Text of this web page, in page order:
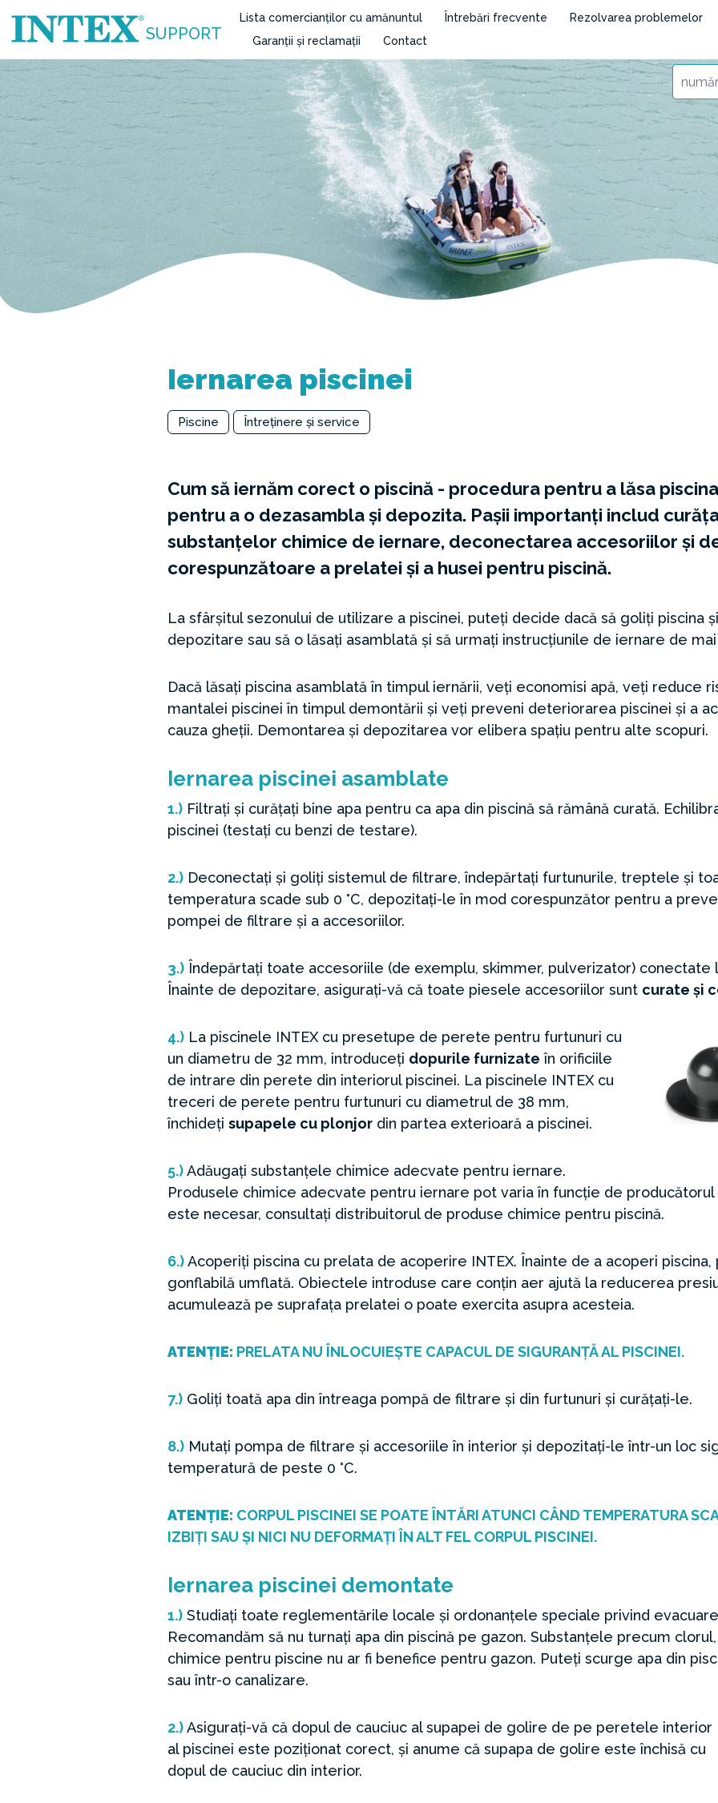
SUPPORT
Lista comercianților cu amănuntul Întrebări frecvente
Rezolvarea problemelor
Garanții și reclamații
Contact
Iernarea piscinei
Piscine Întreținere și service
Cum să iernăm corect o piscină - procedura pentru a lăsa
pentru a o dezasambla și depozita. Pașii importanți includ
substanțelor chimice de iernare, deconectarea accesoriilor și
corespunzătoare a prelatei și a husei pentru piscină.
La sfârșitul sezonului de utilizare a piscinei, puteți decide dacă să goliți piscina
depozitare sau să o lăsați asamblată și să urmați instrucțiunile de iernare de mai
Dacă lăsați piscina asamblată în timpul iernării, veți economisi apă, veți reduce
mantalei piscinei în timpul demontării și veți preveni deteriorarea piscinei și a
cauza gheții. Demontarea și depozitarea vor elibera spațiu pentru alte scopuri.
Iernarea piscinei asamblate
1.) Filtrați și curățați bine apa pentru ca apa din piscină să rămână curată.
piscinei (testați cu benzi de testare).
2.) Deconectați și goliți sistemul de filtrare, îndepărtați furtunurile, treptele și
temperatura scade sub 0 °C, depozitați-le în mod corespunzător pentru a
pompei de filtrare și a accesoriilor.
3.) Îndepărtați toate accesoriile (de exemplu, skimmer, pulverizator)
Înainte de depozitare, asigurați-vă că toate piesele accesoriilor sunt curate și
4.) La piscinele INTEX cu presetupe de perete pentru furtunuri cu
un diametru de 32 mm, introduceți dopurile furnizate în orificiile
de intrare din perete din interiorul piscinei. La piscinele INTEX cu
treceri de perete pentru furtunuri cu diametrul de 38 mm,
închideți supapele cu plonjor din partea exterioară a piscinei.
5.)Adăugați substanțele chimice adecvate pentru iernare.
Produsele chimice adecvate pentru iernare pot varia în funcție de
este necesar, consultați distribuitorul de produse chimice pentru piscină.
6.)Acoperiți piscina cu prelata de acoperire INTEX. Înainte de a acoperi piscina,
gonflabilă umflată. Obiectele introduse care conțin aer ajută la reducerea
acumulează pe suprafața prelatei o poate exercita asupra acesteia.
ATENȚIE: PRELATA NU ÎNLOCUIEȘTE CAPACUL DE SIGURANȚĂ AL PISCINEI.
7.) Goliți toată apa din întreaga pompă de filtrare și din furtunuri și curățați-le.
8.) Mutați pompa de filtrare și accesoriile în interior și depozitați-le într-un loc
temperatură de peste 0 °C.
ATENȚIE: CORPUL PISCINEI SE POATE ÎNTĂRI ATUNCI CÂND TEMPERATURA
IZBIȚI SAU ȘI NICI NU DEFORMAȚI ÎN ALT FEL CORPUL PISCINEI.
Iernarea piscinei demontate
1.) Studiați toate reglementările locale și ordonanțele speciale privind
Recomandăm să nu turnați apa din piscină pe gazon. Substanțele precum
chimice pentru piscine nu ar fi benefice pentru gazon. Puteți scurge apa din
sau într-o canalizare.
2.)Asigurați-vă că dopul de cauciuc al supapei de golire de pe peretele interior
al piscinei este poziționat corect, și anume că supapa de golire este închisă cu
dopul de cauciuc din interior.